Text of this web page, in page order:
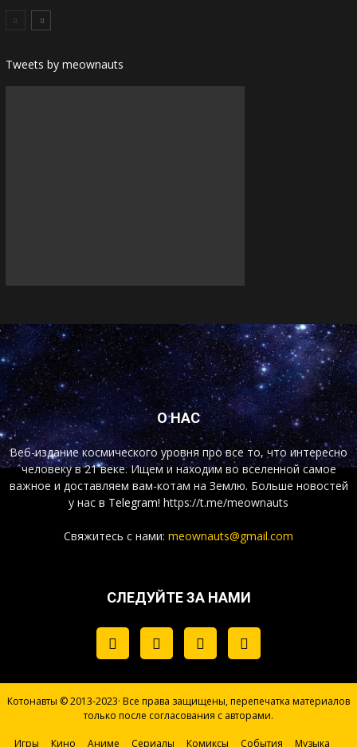
Tweets by meownauts
О НАС
Веб-издание космического уровня про все то, что интересно
человеку в 21 веке. Ищем и находим во вселенной самое
важное и доставляем вам-котам на Землю. Больше новостей
у нас в Telegram! https://t.me/meownauts
Свяжитесь с нами: meownauts@gmail.com
СЛЕДУЙТЕ ЗА НАМИ
Котонавты © 2013-2023· Все права защищены, перепечатка материалов
только после согласования с авторами.
Игры Кино Аниме Сериалы Комиксы События Музыка